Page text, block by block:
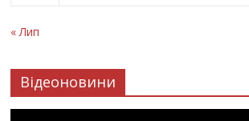
« Лип
Відеоновини